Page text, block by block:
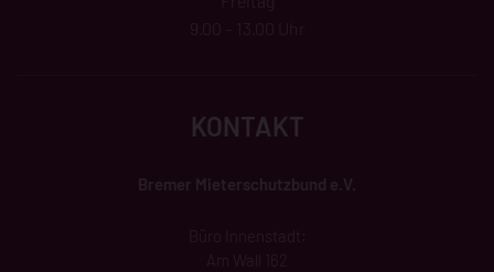
9.00 – 13.00 Uhr
KONTAKT
Bremer Mieterschutzbund e.V.
Am Wall 162